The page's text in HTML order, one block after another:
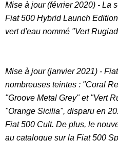
Mise à jour (février 2020) - La
Fiat 500 Hybrid Launch
vert d'eau nommé "Vert
Mise à jour (janvier 2021) -
nombreuses teintes : "Coral
"Groove Metal Grey" et "Vert
"Orange Sicilia", disparu en
Fiat 500 Cult. De plus, le
au catalogue sur la Fiat 500